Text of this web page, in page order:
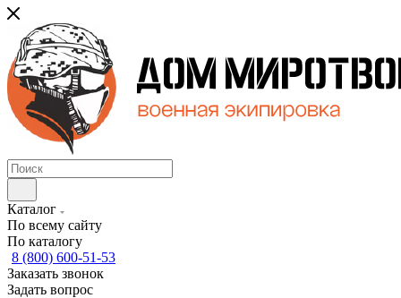
Каталог
По всему сайту
По каталогу
8 (800) 600-51-53
Заказать звонок
Задать вопрос